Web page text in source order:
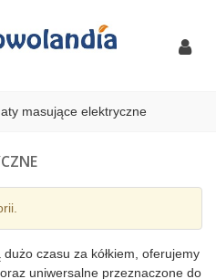
masujące elektryczne
czasu za kółkiem, oferujemy
uniwersalne przeznaczone do